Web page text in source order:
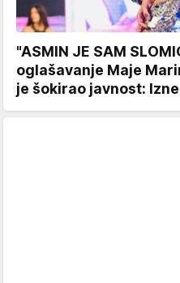
"ASMIN JE SAM
oglašavanje Maje
je šokirao javnost: